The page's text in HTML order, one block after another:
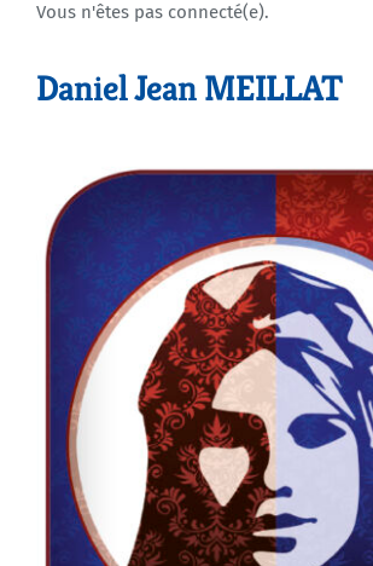
Agenda
Vous n'êtes pas connecté(e).
Daniel Jean MEILLAT